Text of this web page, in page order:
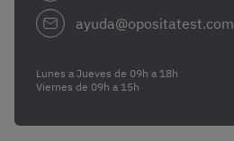
ayuda@opositatest.com
Lunes a Jueves de 09h a 18h
Viernes de 09h a 15h